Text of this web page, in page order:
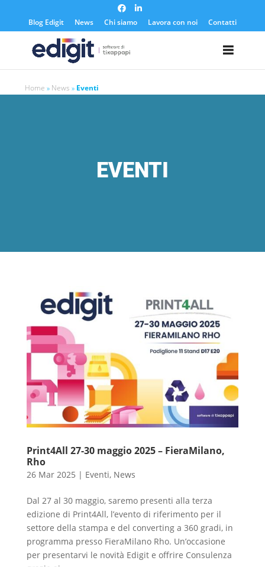
Blog Edigit News Chi siamo Lavora con noi Contatti
Home » News » Eventi
EVENTI
Print4All 27-30 maggio 2025 – FieraMilano,
Rho
26 Mar 2025 | Eventi, News
Dal 27 al 30 maggio, saremo presenti alla terza
edizione di Print4All, l’evento di riferimento per il
settore della stampa e del converting a 360 gradi, in
programma presso FieraMilano Rho. Un’occasione
per presentarvi le novità Edigit e offrire Consulenza